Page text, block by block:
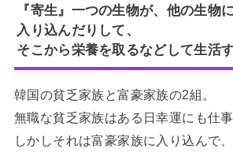
『寄生』一つの生物が、他の生物
入り込んだりして、
そこから栄養を取るなどして生活す
韓国の貧乏家族と富豪家族の2組。
無職な貧乏家族はある日幸運にも仕事
しかしそれは富豪家族に入り込んで